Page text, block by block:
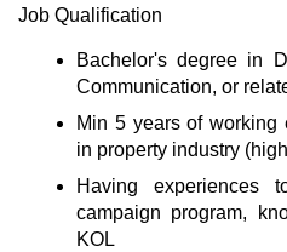
Job Qualification
Bachelor's degree in
Communication, or
Min 5 years of working
in property industry
Having experiences
campaign program,
KOL